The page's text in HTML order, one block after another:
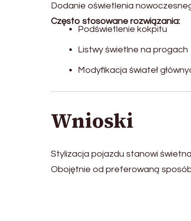
Dodanie oświetlenia
Często stosowane rozwiązania:
Podświetlenie kokpitu
Listwy świetlne na progach
Modyfikacja świateł
Wnioski
Stylizacja pojazdu stanowi
Obojętnie od preferowaną